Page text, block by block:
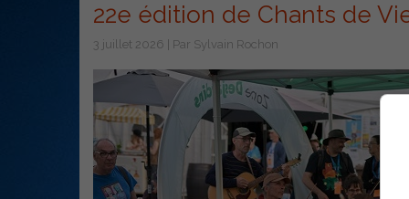
22e édition de Chants de
3 juillet 2026 | Par Sylvain Rochon